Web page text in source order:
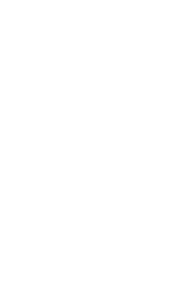
の統計「8-2 市内
ています。
年12月31日現在
23年のみ平成24
、生産用機械、
一般用機械の分類